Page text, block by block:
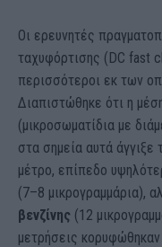
Οι ερευνητές
ταχυφόρτισης (DC fast
περισσότεροι εκ των
Διαπιστώθηκε ότι η
(μικροσωματίδια με
στα σημεία αυτά άγγιξε
μέτρο, επίπεδο
(7–8 μικρογραμμάρια),
βενζίνης (12
μετρήσεις κορυφώθηκαν